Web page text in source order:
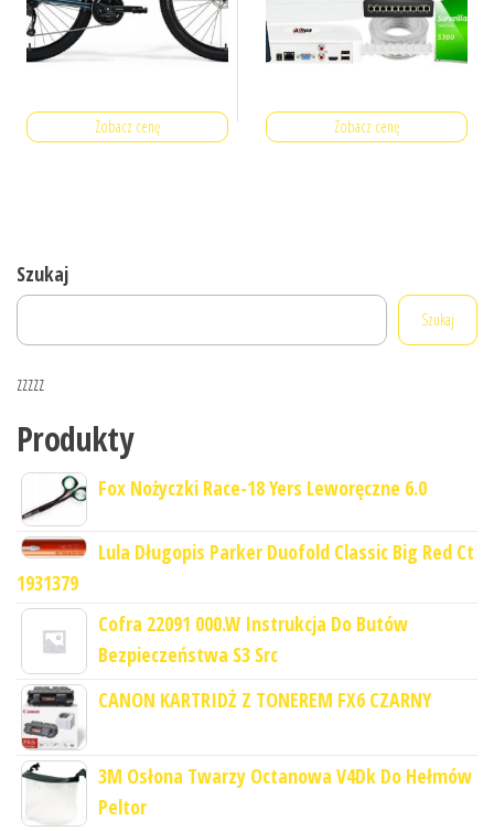
Zobacz cenę Zobacz cenę
Szukaj
Szukaj
zzzzz
Produkty
Fox Nożyczki Race-18 Yers Leworęczne 6.0
Lula Długopis Parker Duofold Classic Big Red Ct
1931379
Cofra 22091 000.W Instrukcja Do Butów
Bezpieczeństwa S3 Src
CANON KARTRIDŻ Z TONEREM FX6 CZARNY
3M Osłona Twarzy Octanowa V4Dk Do Hełmów
Peltor